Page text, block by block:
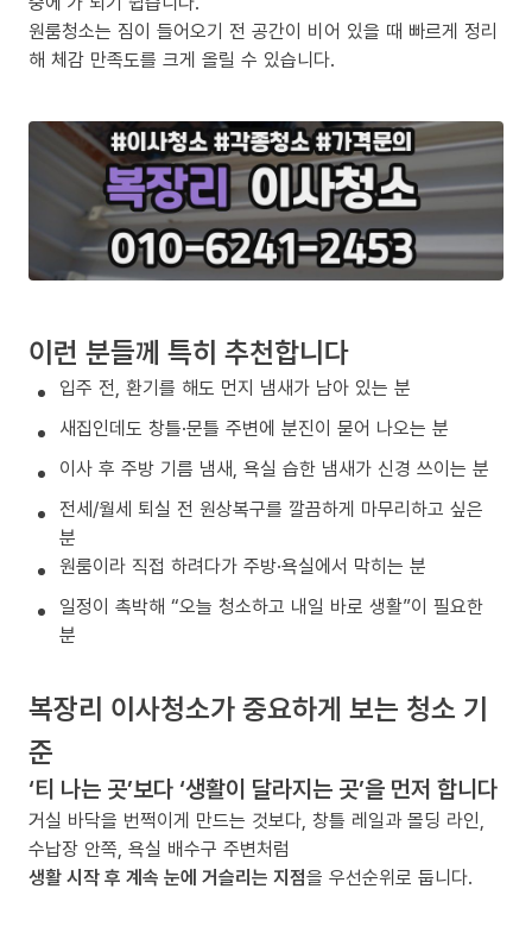
원룸청소는 짐이 들어오기 전 공간이 비어 있을 때 빠르게 정리
해 체감 만족도를 크게 올릴 수 있습니다.
이런 분들께 특히 추천합니다
입주 전, 환기를 해도 먼지 냄새가 남아 있는 분
새집인데도 창틀·문틀 주변에 분진이 묻어 나오는 분
이사 후 주방 기름 냄새, 욕실 습한 냄새가 신경 쓰이는 분
전세/월세 퇴실 전 원상복구를 깔끔하게 마무리하고 싶은
분
원룸이라 직접 하려다가 주방·욕실에서 막히는 분
일정이 촉박해 “오늘 청소하고 내일 바로 생활”이 필요한
분
복장리 이사청소가 중요하게 보는 청소 기
준
‘티 나는 곳’보다 ‘생활이 달라지는 곳’을 먼저 합니다
거실 바닥을 번쩍이게 만드는 것보다, 창틀 레일과 몰딩 라인,
수납장 안쪽, 욕실 배수구 주변처럼
생활 시작 후 계속 눈에 거슬리는 지점을 우선순위로 둡니다.